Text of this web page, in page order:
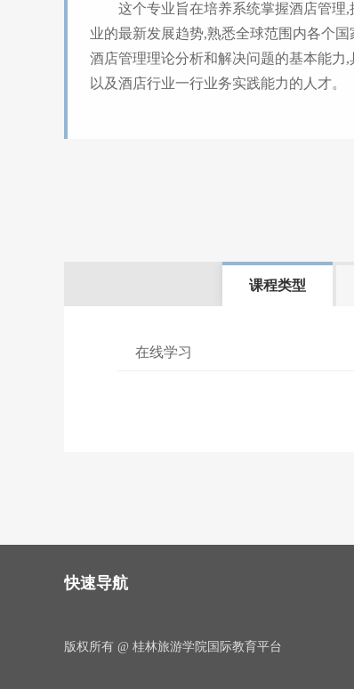
这个专业旨在培养系统掌握酒店管理
业的最新发展趋势,熟悉全球范围内各个
酒店管理理论分析和解决问题的基本能力
以及酒店行业一行业务实践能力的人才。
课程类型
在线学习
快速导航
版权所有 @ 桂林旅游学院国际教育平台